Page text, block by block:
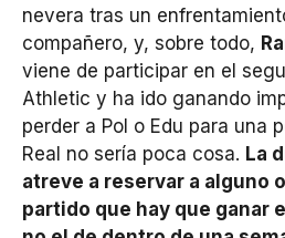
nevera tras un
compañero, y, sobre todo,
viene de participar en el
Athletic y ha ido ganando
perder a Pol o Edu para una
Real no sería poca cosa. La
atreve a reservar a alguno
partido que hay que ganar